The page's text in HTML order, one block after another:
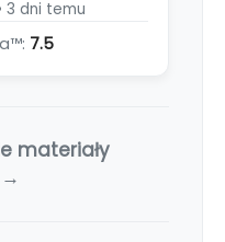
3 dni temu
7.5
materiały